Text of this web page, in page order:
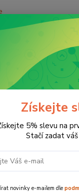
Získejte
5% slevu na
Stačí zadat
novinky e-mailem dle